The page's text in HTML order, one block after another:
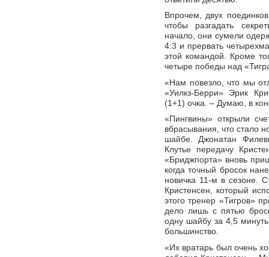
Впрочем, двух
чтобы разгадать
начало, они сумели
4:3 и прервать
этой командой. Кроме
четыре победы над
«Нам повезло, что мы
«Уилкз-Берри» Эрик
(1+1) очка. – Думаю, в
«Пингвины» открыли
вбрасывания, что стало
шайбе. Джонатан
Клутье передачу
«Бриджпорта» вновь
когда точный бросок
новичка 11-м в сезоне.
Кристенсен, который
этого тренер «Тигров»
дело лишь с пятью
одну шайбу за 4,5
большинство.
«Их вратарь был очень